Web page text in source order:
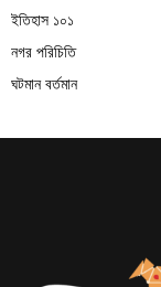
ইতিহাস ১০১
নগর পরিচিতি
ঘটমান বর্তমান